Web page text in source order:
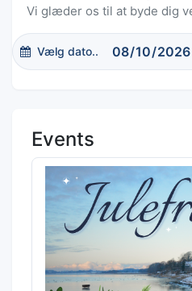
Vi glæder os til at byde dig
Vælg dato..
Events